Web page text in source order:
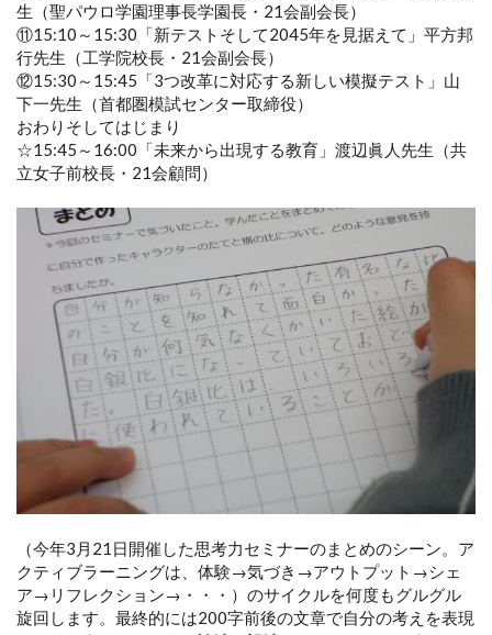
生（聖パウロ学園理事長学園長・21会副会長）
⑪15:10～15:30「新テストそして2045年を見据えて」平方邦
行先生（工学院校長・21会副会長）
⑫15:30～15:45「3つ改革に対応する新しい模擬テスト」山
下一先生（首都圏模試センター取締役）
おわりそしてはじまり
☆15:45～16:00「未来から出現する教育」渡辺眞人先生（共
立女子前校長・21会顧問）
（今年3月21日開催した思考力セミナーのまとめのシーン。ア
クティブラーニングは、体験→気づき→アウトプット→シェ
ア→リフレクション→・・・）のサイクルを何度もグルグル
旋回します。最終的には200字前後の文章で自分の考えを表現